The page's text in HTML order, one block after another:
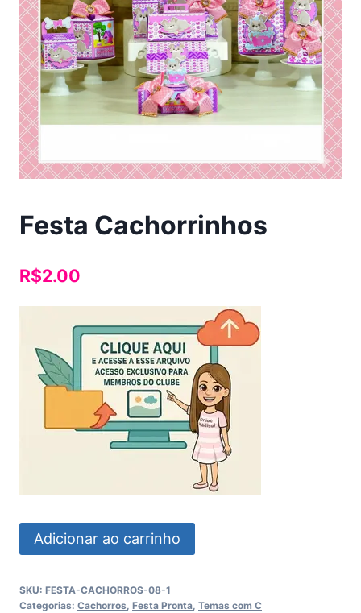
Festa Cachorrinhos
R$2.00
Festa
Cachorrinhos
Adicionar ao carrinho
SKU: FESTA-CACHORROS-08-1
Categorias: Cachorros, Festa Pronta, Temas com C